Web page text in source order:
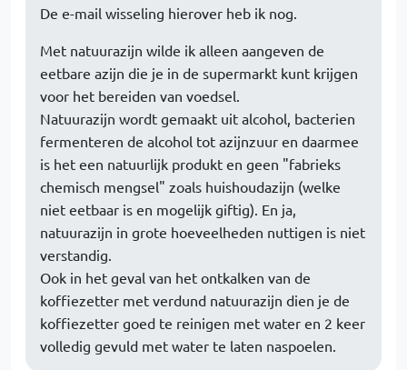
De e-mail wisseling hierover heb ik nog.
Met natuurazijn wilde ik alleen aangeven de
eetbare azijn die je in de supermarkt kunt krijgen
voor het bereiden van voedsel.
Natuurazijn wordt gemaakt uit alcohol, bacterien
fermenteren de alcohol tot azijnzuur en daarmee
is het een natuurlijk produkt en geen "fabrieks
chemisch mengsel" zoals huishoudazijn (welke
niet eetbaar is en mogelijk giftig). En ja,
natuurazijn in grote hoeveelheden nuttigen is niet
verstandig.
Ook in het geval van het ontkalken van de
koffiezetter met verdund natuurazijn dien je de
koffiezetter goed te reinigen met water en 2 keer
volledig gevuld met water te laten naspoelen.